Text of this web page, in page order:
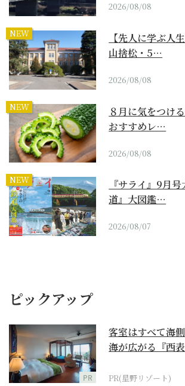
2026/08/08
NEW
【先人に学ぶ人
山捨松・5…
2026/08/08
NEW
８月に気をつけ
おすすめレ…
2026/08/08
NEW
『サライ』9月
道』大図鑑…
2026/08/07
ピックアップ
PR
客室はすべて海
海が広がる『西
PR(星野リゾート)